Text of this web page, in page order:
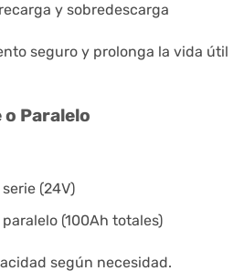
y sobredescarga
seguro y prolonga la vida útil
o Paralelo
(24V)
(100Ah totales)
según necesidad.